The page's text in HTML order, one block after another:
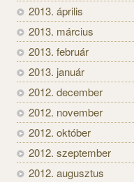
2013. április
2013. március
2013. február
2013. január
2012. december
2012. november
2012. október
2012. szeptember
2012. augusztus